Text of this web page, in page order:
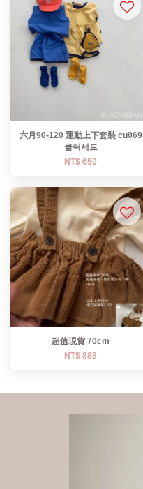
六月90-120 運動上下套裝 cu069
클릭세트
NT$ 650
超值現貨 70cm
NT$ 888